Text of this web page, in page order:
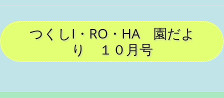
つくしI・RO・HA 園だよ
り １０月号